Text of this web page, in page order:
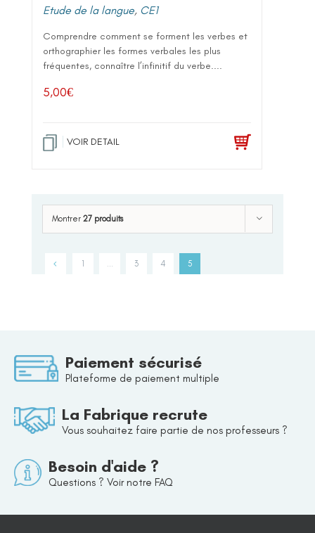
Etude de la langue, CE1
Comprendre comment se forment les verbes et
orthographier les formes verbales les plus
fréquentes, connaître l’infinitif du verbe....
5,00€
VOIR DETAIL
Montrer 27 produits
1 … 3 4 5
Paiement sécurisé
Plateforme de paiement multiple
La Fabrique recrute
Vous souhaitez faire partie de nos professeurs ?
Besoin d'aide ?
Questions ? Voir notre FAQ